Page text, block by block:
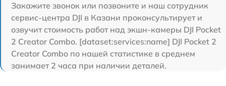
Закажите звонок или позвоните и наш сотрудник
сервис-центра DJI в Казани проконсультирует и
озвучит стоимость работ над экшн-камеры DJI Pocket
2 Creator Combo. [dataset:services:name] DJI Pocket 2
Creator Combo по нашей статистике в среднем
занимает 2 часа при наличии деталей.